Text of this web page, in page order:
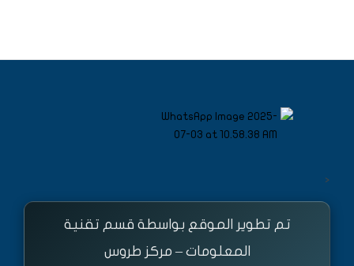
<
تم تطوير الموقع بواسطة قسم تقنية
المعلومات – مركز طروس